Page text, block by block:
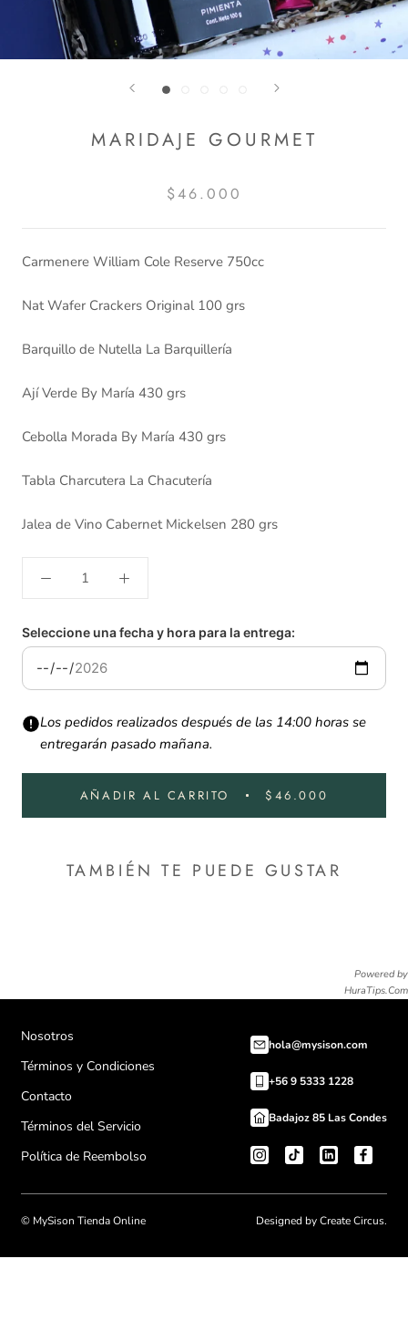
MARIDAJE GOURMET
$46.000
Carmenere William Cole Reserve 750cc
Nat Wafer Crackers Original 100 grs
Barquillo de Nutella La Barquillería
Ají Verde By María 430 grs
Cebolla Morada By María 430 grs
Tabla Charcutera La Chacutería
Jalea de Vino Cabernet Mickelsen 280 grs
Seleccione una fecha y hora para la entrega:
Los pedidos realizados después de las 14:00 horas se
entregarán pasado mañana.
AÑADIR AL CARRITO $46.000
TAMBIÉN TE PUEDE GUSTAR
Powered by
HuraTips.Com
Nosotros
Términos y Condiciones
Contacto
Términos del Servicio
Política de Reembolso
hola@mysison.com
+56 9 5333 1228
Badajoz 85 Las Condes
© MySison Tienda Online Designed by Create Circus.